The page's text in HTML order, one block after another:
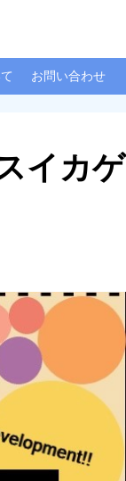
お問い合わせ
イカゲ